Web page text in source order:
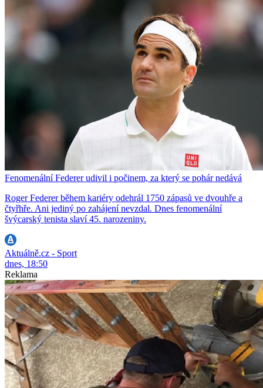
Fenomenální Federer udivil i počinem, za který se pohár nedává
Roger Federer během kariéry odehrál 1750 zápasů ve dvouhře a
čtyřhře. Ani jediný po zahájení nevzdal. Dnes fenomenální
švýcarský tenista slaví 45. narozeniny.
Aktuálně.cz - Sport
dnes, 18:50
Reklama